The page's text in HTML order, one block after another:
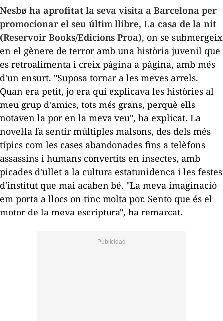
Nesbø ha aprofitat la seva visita a Barcelona per
promocionar el seu últim llibre, La casa de la nit
(Reservoir Books/Edicions Proa), on se submergeix
en el gènere de terror amb una història juvenil que
es retroalimenta i creix pàgina a pàgina, amb més
d'un ensurt. "Suposa tornar a les meves arrels.
Quan era petit, jo era qui explicava les històries al
meu grup d'amics, tots més grans, perquè ells
notaven la por en la meva veu", ha explicat. La
novel·la fa sentir múltiples malsons, des dels més
típics com les cases abandonades fins a telèfons
assassins i humans convertits en insectes, amb
picades d'ullet a la cultura estatunidenca i les festes
d'institut que mai acaben bé. "La meva imaginació
em porta a llocs on tinc molta por. Sento que és el
motor de la meva escriptura", ha remarcat.